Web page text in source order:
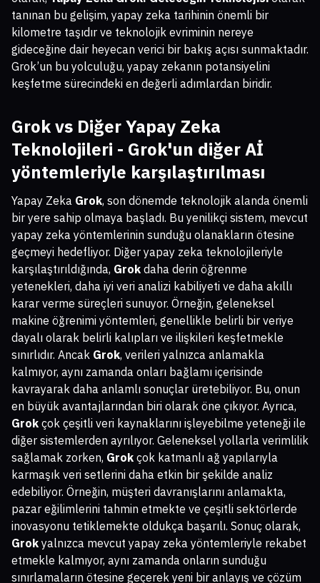
tanınan bu gelişim, yapay zeka tarihinin önemli bir
kilometre taşıdır ve teknolojik evriminin nereye
gideceğine dair heyecan verici bir bakış açısı sunmaktadır.
Grok’un bu yolculuğu, yapay zekanın potansiyelini
keşfetme sürecindeki en değerli adımlardan biridir.
Grok vs Diğer Yapay Zeka
Teknolojileri - Grok'un diğer Aİ
yöntemleriyle karşılaştırılması
Yapay Zeka Grok, son dönemde teknolojik alanda önemli
bir yere sahip olmaya başladı. Bu yenilikçi sistem, mevcut
yapay zeka yöntemlerinin sunduğu olanakların ötesine
geçmeyi hedefliyor. Diğer yapay zeka teknolojileriyle
karşılaştırıldığında, Grok daha derin öğrenme
yetenekleri, daha iyi veri analizi kabiliyeti ve daha akıllı
karar verme süreçleri sunuyor. Örneğin, geleneksel
makine öğrenimi yöntemleri, genellikle belirli bir veriye
dayalı olarak belirli kalıpları ve ilişkileri keşfetmekle
sınırlıdır. Ancak Grok, verileri yalnızca anlamakla
kalmıyor, aynı zamanda onları bağlamı içerisinde
kavrayarak daha anlamlı sonuçlar üretebiliyor. Bu, onun
en büyük avantajlarından biri olarak öne çıkıyor. Ayrıca,
Grok çok çeşitli veri kaynaklarını işleyebilme yeteneği ile
diğer sistemlerden ayrılıyor. Geleneksel yollarla verimlilik
sağlamak zorken, Grok çok katmanlı ağ yapılarıyla
karmaşık veri setlerini daha etkin bir şekilde analiz
edebiliyor. Örneğin, müşteri davranışlarını anlamakta,
pazar eğilimlerini tahmin etmekte ve çeşitli sektörlerde
inovasyonu tetiklemekte oldukça başarılı. Sonuç olarak,
Grok yalnızca mevcut yapay zeka yöntemleriyle rekabet
etmekle kalmıyor, aynı zamanda onların sunduğu
sınırlamaların ötesine geçerek yeni bir anlayış ve çözüm